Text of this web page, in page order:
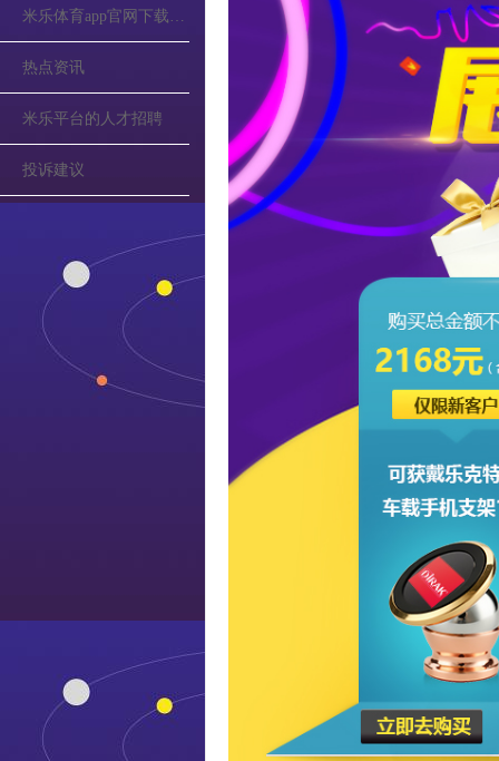
米乐体育app官网下载的公告
热点资讯
米乐平台的人才招聘
投诉建议